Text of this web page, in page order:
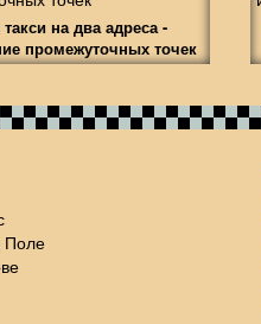
такси на два адреса -
промежуточных точек
Поле